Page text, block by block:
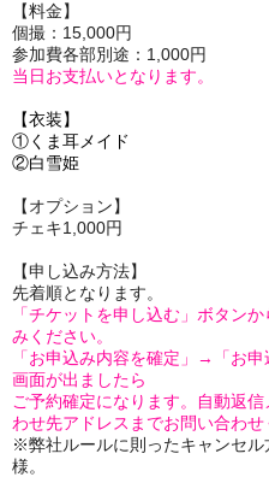
【料金】
個撮：15,000円
参加費各部別途：1,000円
当日お支払いとなります。
【衣装】
①くま耳メイド
②白雪姫
【オプション】
チェキ1,000円
【申し込み方法】
先着順となります。
「チケットを申し込む」ボタン
みください。
「お申込み内容を確定」→「お
画面が出ましたら
ご予約確定になります。自動返
わせ先アドレスまでお問い合わせ
※弊社ルールに則ったキャンセ
様。